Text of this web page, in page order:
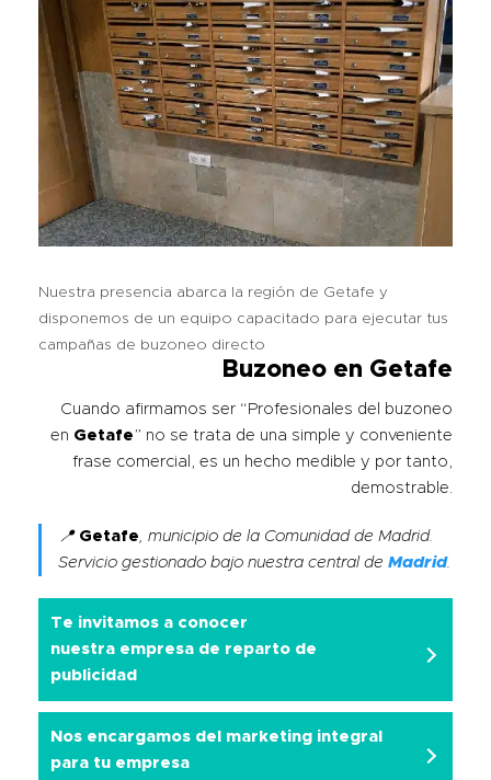
Nuestra presencia abarca la región de Getafe y
disponemos de un equipo capacitado para ejecutar tus
campañas de buzoneo directo
Buzoneo en Getafe
Cuando afirmamos ser “Profesionales del buzoneo
en Getafe” no se trata de una simple y conveniente
frase comercial, es un hecho medible y por tanto,
demostrable.
📍 Getafe , municipio de la Comunidad de Madrid.
Servicio gestionado bajo nuestra central de Madrid.
Te invitamos a conocer
nuestra empresa de reparto de
publicidad
Nos encargamos del marketing integral
para tu empresa